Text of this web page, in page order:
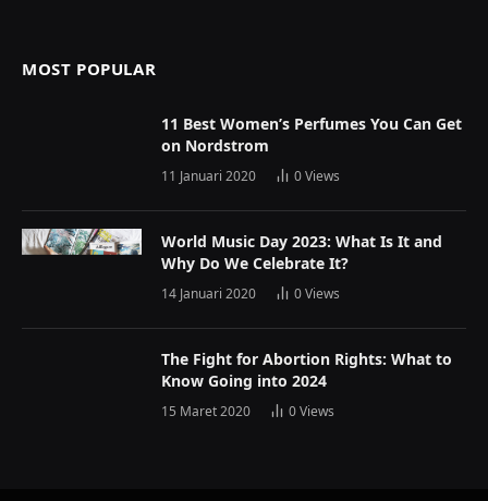
MOST POPULAR
11 Best Women’s Perfumes You Can Get
on Nordstrom
11 Januari 2020 0Views
World Music Day 2023: What Is It and
Why Do We Celebrate It?
14 Januari 2020 0Views
The Fight for Abortion Rights: What to
Know Going into 2024
15 Maret 2020 0Views